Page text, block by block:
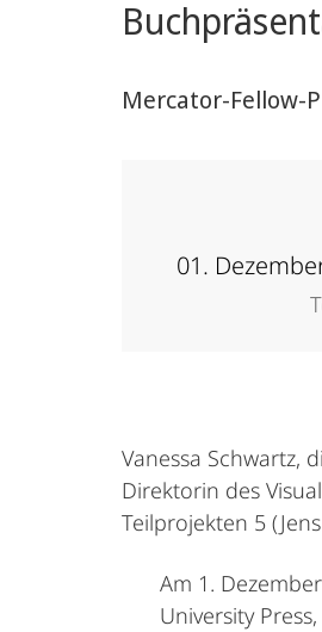
Mercator-Fellow-
01.
Vanessa Schwartz,
Direktorin des
Teilprojekten 5
Am 1.
University